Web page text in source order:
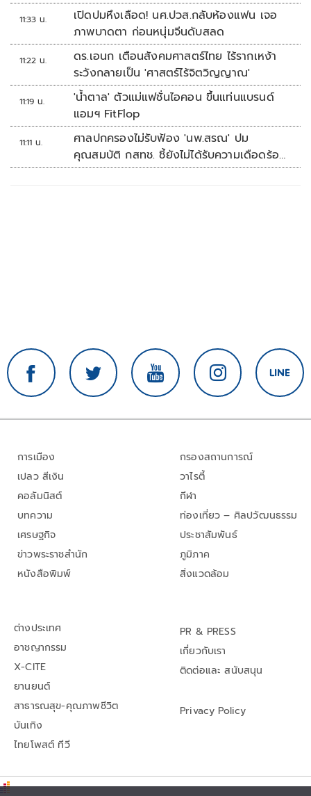
11:33 น.
เปิดปมหึงเลือด! นศ.ปวส.กลับห้องแฟน เจอ
ภาพบาดตา ก่อนหนุ่มจีนดับสลด
11:22 น.
ดร.เอนก เตือนสังคมศาสตร์ไทย ไร้รากเหง้า
ระวังกลายเป็น 'ศาสตร์ไร้จิตวิญญาณ'
11:19 น.
'น้ำตาล' ตัวแม่แฟชั่นไอคอน ขึ้นแท่นแบรนด์
แอมฯ FitFlop
11:11 น.
ศาลปกครองไม่รับฟ้อง 'นพ.สรณ' ปม
คุณสมบัติ กสทช. ชี้ยังไม่ได้รับความเดือดร้อน
เสียหาย
การเมือง
เปลว สีเงิน
คอลัมนิสต์
บทความ
เศรษฐกิจ
ข่าวพระราชสำนัก
หนังสือพิมพ์
กรองสถานการณ์
วาไรตี้
กีฬา
ท่องเที่ยว – ศิลปวัฒนธรรม
ประชาสัมพันธ์
ภูมิภาค
สิ่งแวดล้อม
ต่างประเทศ
อาชญากรรม
X-CITE
ยานยนต์
สาธารณสุข-คุณภาพชีวิต
บันเทิง
ไทยโพสต์ ทีวี
PR & PRESS
เกี่ยวกับเรา
ติดต่อและ สนับสนุน
Privacy Policy